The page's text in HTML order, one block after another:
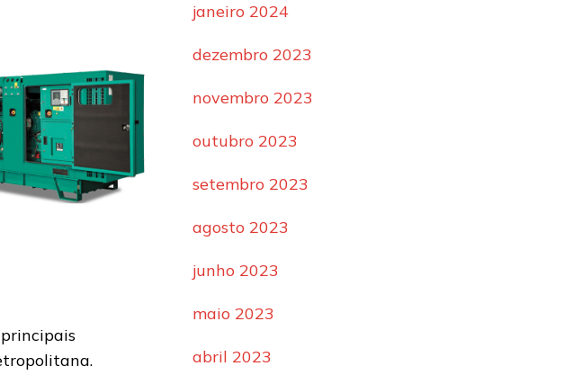
janeiro 2024
dezembro 2023
novembro 2023
outubro 2023
setembro 2023
agosto 2023
junho 2023
maio 2023
abril 2023